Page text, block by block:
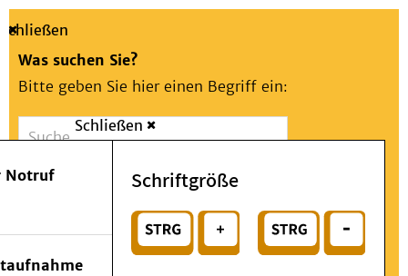
Suche
Schließen
Was suchen Sie?
Bitte geben Sie hier einen Begriff ein:
Suchen
oder
Wählen Sie ein Thema für Ihren Schnelleinstieg
Notfall
Schließen
Notruf Schriftgröße
Menü
Patienten & Besucher
Kliniken/Institute/Zentren